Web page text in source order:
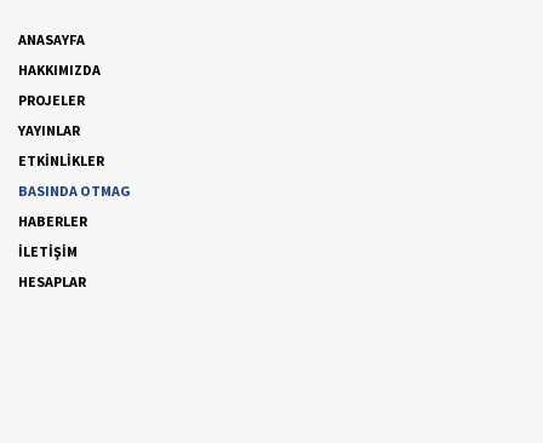
ANASAYFA
HAKKIMIZDA
PROJELER
YAYINLAR
ETKİNLİKLER
BASINDA OTMAG
HABERLER
İLETİŞİM
HESAPLAR